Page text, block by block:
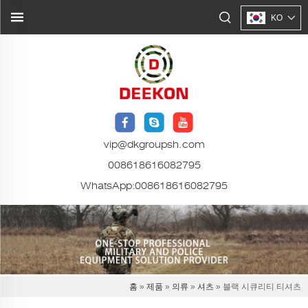
KO
vip@dkgroupsh.com
008618616082795
WhatsApp:008618616082795
홈 » 제품 » 의류 » 셔츠 » 블랙 시큐리티 티셔츠